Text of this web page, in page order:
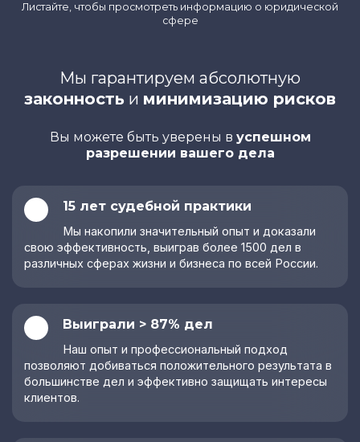
документов
Сопровождение
сделок слияния и
Помощь с
открытием бизнеса
Сопровождение
юридических лиц
Юридическая
консультация для
договора
концессии —
франчайзинга
Правовая защита
Юридическое
юрист
Маркировка
Юрист в сфере
рекламы
хозяйственным
делам
Экономические
юрист для клиник
Тендерное
юридическое
Листайте, чтобы просмотреть информацию о юридической
сфере
Мы гарантируем абсолютную
законность и минимизацию рисков
Вы можете быть уверены в успешном
разрешении вашего дела
15 лет судебной практики
Мы накопили значительный опыт и доказали
свою эффективность, выиграв более 1500 дел в
различных сферах жизни и бизнеса по всей России.
Выиграли > 87% дел
Наш опыт и профессиональный подход
позволяют добиваться положительного результата в
большинстве дел и эффективно защищать интересы
клиентов.